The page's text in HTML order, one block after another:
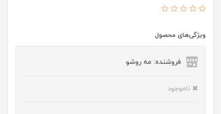
ویژگی‌های محصول
فروشنده: مه رو‌شو
ناموجود